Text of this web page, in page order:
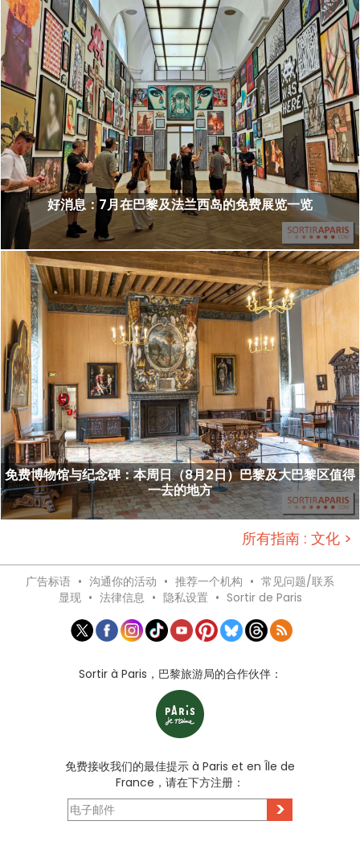
好消息：7月在巴黎及法兰西岛的免费展览一览
免费博物馆与纪念碑：本周日（8月2日）巴黎及大巴黎区值得
一去的地方
所有指南 : 文化 >
广告标语 • 沟通你的活动 • 推荐一个机构 • 常见问题/联系
显现 • 法律信息 • 隐私设置 • Sortir de Paris
Sortir à Paris，巴黎旅游局的合作伙伴：
免费接收我们的最佳提示 à Paris et en Île de
France，请在下方注册：
>